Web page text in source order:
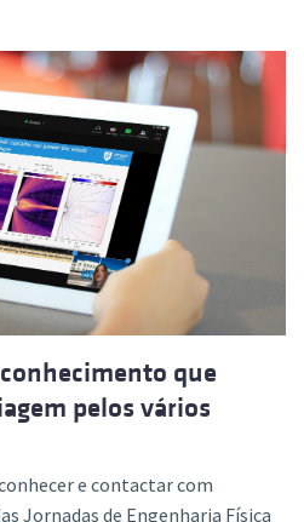
que
pelos vários
e contactar com
Jornadas de Engenharia Física